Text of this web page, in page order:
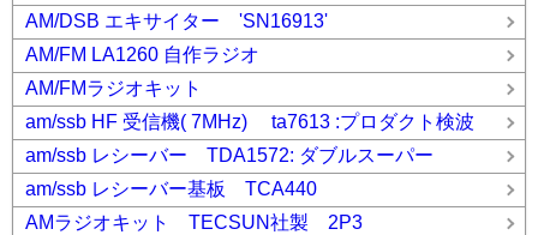
AM/DSB エキサイター 'SN16913'
AM/FM LA1260 自作ラジオ
AM/FMラジオキット
am/ssb HF 受信機( 7MHz) ta7613 :プロダクト検波
am/ssb レシーバー TDA1572: ダブルスーパー
am/ssb レシーバー基板 TCA440
AMラジオキット TECSUN社製 2P3